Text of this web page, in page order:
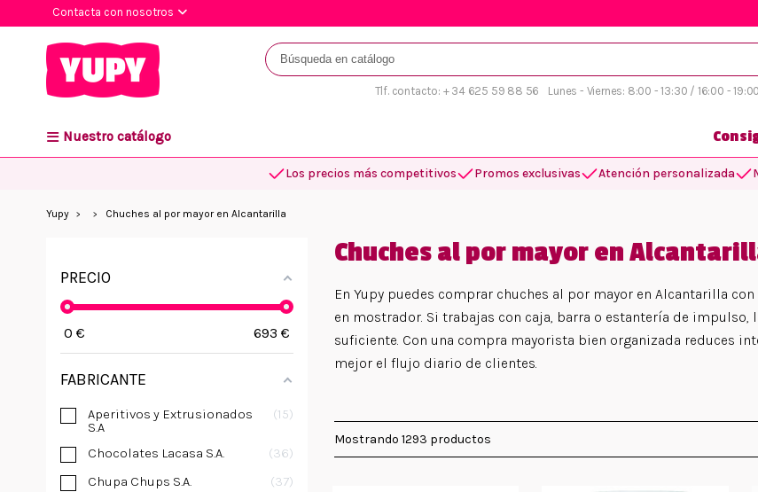
Contacta con nosotros
Tlf. contacto: + 34 625 59 88 56 Lunes - Viernes: 8:00 - 13:30 / 16:00 - 19:00
Nuestro catálogo
Los precios más competitivos Promos exclusivas Atención personalizada
Yupy Chuches al por mayor en Alcantarilla
PRECIO
0 € 693 €
FABRICANTE
Aperitivos y Extrusionados
S.A
15
Chocolates Lacasa S.A.
36
Chupa Chups S.A.
37
Chuches al por mayor en
En Yupy puedes comprar chuches al por mayor en Alcantarilla
en mostrador. Si trabajas con caja, barra o estantería de
suficiente. Con una compra mayorista bien organizada reduces
mejor el flujo diario de clientes.
Mostrando 1293 productos